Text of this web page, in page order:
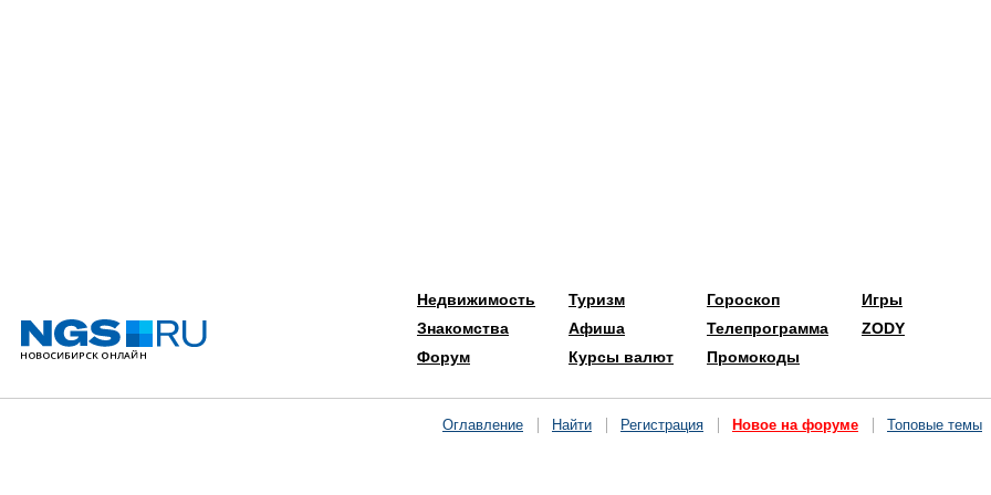
Недвижимость
Знакомства
Форум
Туризм
Афиша
Курсы валют
Гороскоп
Телепрограмма
Промокоды
Игры
ZODY
Оглавление Найти Регистрация Новое на форуме Топовые темы